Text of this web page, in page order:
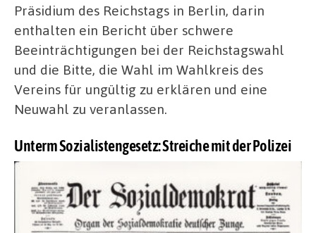
Präsidium des Reichstags in Berlin, darin
enthalten ein Bericht über schwere
Beeinträchtigungen bei der Reichstagswahl
und die Bitte, die Wahl im Wahlkreis des
Vereins für ungültig zu erklären und eine
Neuwahl zu veranlassen.
Unterm Sozialistengesetz: Streiche mit der Polizei